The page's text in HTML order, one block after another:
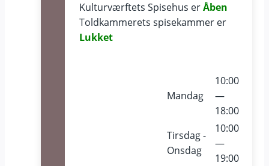
Kulturværftets Spisehus erÅben
Toldkammerets spisekammer er
Lukket
Mandag
10:00
—
18:00
Tirsdag -
Onsdag
10:00
—
19:00